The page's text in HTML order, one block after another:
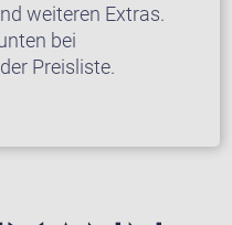
weiteren Extras.
bei
Preisliste.